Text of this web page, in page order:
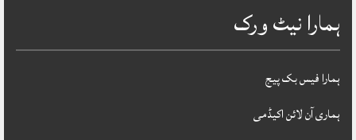
ہمارا نیٹ ورک
ہمارا فیس بک پیج
ہماری آن لائن اکیڈمی